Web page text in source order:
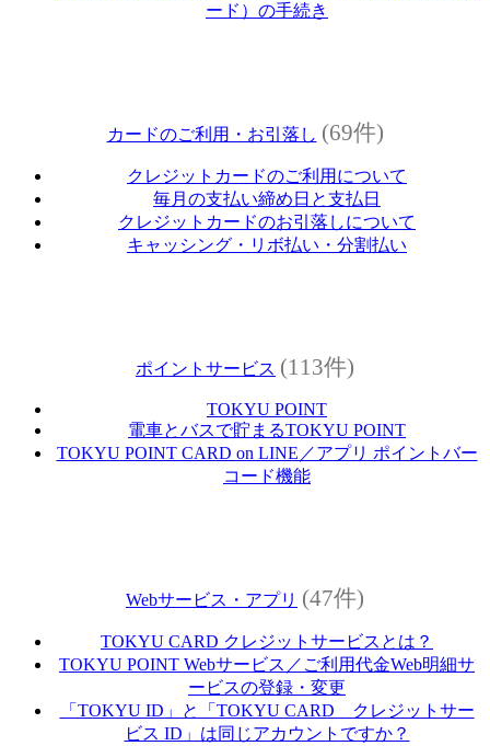
ード）の手続き
カードのご利用・お引落し (69件)
クレジットカードのご利用について
毎月の支払い締め日と支払日
クレジットカードのお引落しについて
キャッシング・リボ払い・分割払い
ポイントサービス (113件)
TOKYU POINT
電車とバスで貯まるTOKYU POINT
TOKYU POINT CARD on LINE／アプリ ポイントバー
コード機能
Webサービス・アプリ (47件)
TOKYU CARD クレジットサービスとは？
TOKYU POINT Webサービス／ご利用代金Web明細サ
ービスの登録・変更
「TOKYU ID」と「TOKYU CARD クレジットサー
ビス ID」は同じアカウントですか？